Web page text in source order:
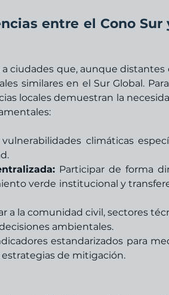
entre el Cono Sur
ciudades que, aunque distantes
similares en el Sur Global.
locales demuestran la
climáticas
Participar de forma
verde institucional y
a la comunidad civil, sectores
ambientales.
estandarizados para
de mitigación.